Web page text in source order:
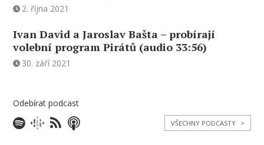
2. října 2021
Ivan David a Jaroslav Bašta – probírají
volební program Pirátů (audio 33:56)
30. září 2021
Odebírat podcast
VŠECHNY PODCASTY >